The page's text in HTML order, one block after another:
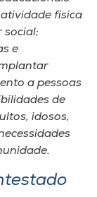
física
social;
e
a pessoas
de
idosos,